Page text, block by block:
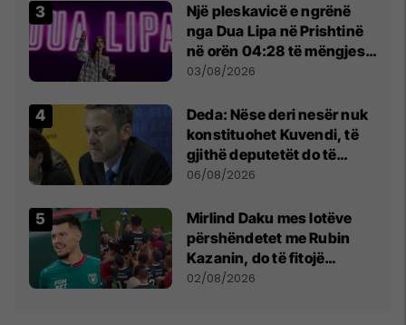
Një pleskavicë e ngrënë
nga Dua Lipa në Prishtinë
në orën 04:28 të mëngjesit
- dhe bota digjitale serbe
03/08/2026
Deda: Nëse deri nesër nuk
konstituohet Kuvendi, të
gjithë deputetët do të
bëjnë shkelje të rëndë
06/08/2026
Mirlind Daku mes lotëve
përshëndetet me Rubin
Kazanin, do të fitojë
miliona te Spartak Moska
02/08/2026